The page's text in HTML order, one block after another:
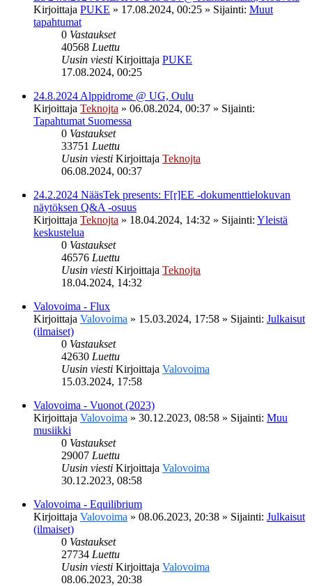
Kirjoittaja PUKE » 17.08.2024, 00:25 » Sijainti: Muut
tapahtumat
0 Vastaukset
40568 Luettu
Uusin viesti Kirjoittaja PUKE
17.08.2024, 00:25
24.8.2024 Alppidrome @ UG, Oulu
Kirjoittaja Teknojta » 06.08.2024, 00:37 » Sijainti:
Tapahtumat Suomessa
0 Vastaukset
33751 Luettu
Uusin viesti Kirjoittaja Teknojta
06.08.2024, 00:37
24.2.2024 NääsTek presents: F[r]EE -dokumenttielokuvan
näytöksen Q&A -osuus
Kirjoittaja Teknojta » 18.04.2024, 14:32 » Sijainti: Yleistä
keskustelua
0 Vastaukset
46576 Luettu
Uusin viesti Kirjoittaja Teknojta
18.04.2024, 14:32
Valovoima - Flux
Kirjoittaja Valovoima » 15.03.2024, 17:58 » Sijainti: Julkaisut
(ilmaiset)
0 Vastaukset
42630 Luettu
Uusin viesti Kirjoittaja Valovoima
15.03.2024, 17:58
Valovoima - Vuonot (2023)
Kirjoittaja Valovoima » 30.12.2023, 08:58 » Sijainti: Muu
musiikki
0 Vastaukset
29007 Luettu
Uusin viesti Kirjoittaja Valovoima
30.12.2023, 08:58
Valovoima - Equilibrium
Kirjoittaja Valovoima » 08.06.2023, 20:38 » Sijainti: Julkaisut
(ilmaiset)
0 Vastaukset
27734 Luettu
Uusin viesti Kirjoittaja Valovoima
08.06.2023, 20:38